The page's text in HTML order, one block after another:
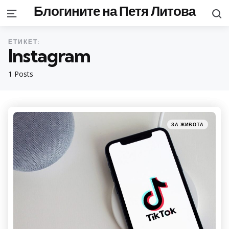
MenuБлогините на Петя Литова
1 Posts
ЕТИКЕТ:
Instagram
Categories
Posted
in
ЗА ЖИВОТА